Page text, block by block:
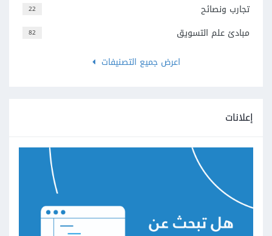
22 تجارب ونصائح
82
مبادئ علم التسويق
اعرض جميع التصنيفات
إعلانات